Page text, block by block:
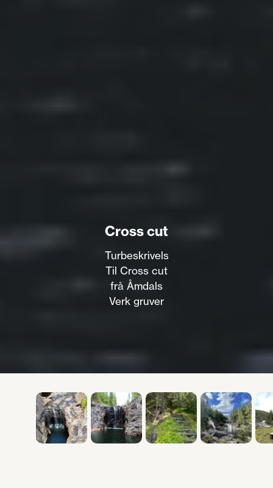
Cross cut
Turbeskrivelse:
Til Cross cut
frå Åmdals
Verk gruver